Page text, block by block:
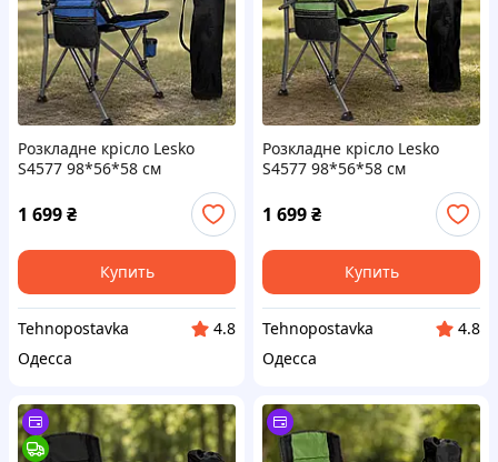
Розкладне крісло Lesko
S4577 98*56*58 см
туристичне HX-64-1 Синій
1 699₴
Купить
Tehnopostavka
4.8
Одесса
Розкладне крісло Lesko
S4577 98*56*58 см
Зелений
1 699₴
Купить
Tehnopostavka
4.8
Одесса